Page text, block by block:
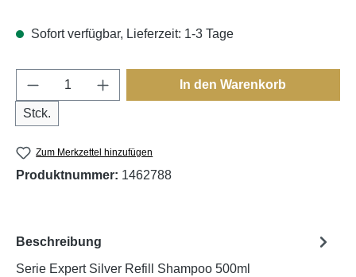
Sofort verfügbar, Lieferzeit: 1-3 Tage
Produkt Anzahl: Gib den gewünschten
Stck.
In den Warenkorb
Zum Merkzettel hinzufügen
Produktnummer: 1462788
Beschreibung
Serie Expert Silver Refill Shampoo 500ml